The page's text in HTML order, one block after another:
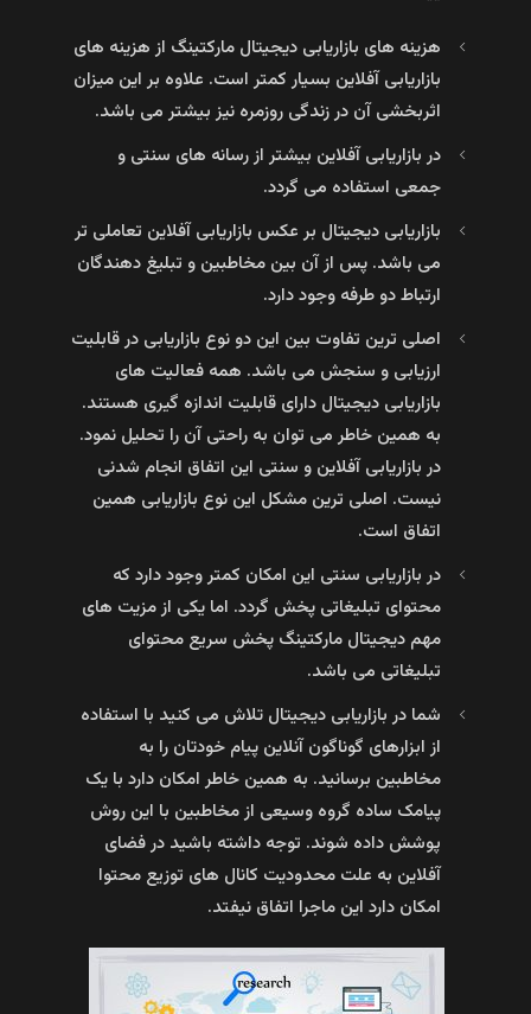
هزینه های بازاریابی دیجیتال مارکتینگ از هزینه های
بازاریابی آفلاین بسیار کمتر است. علاوه بر این میزان
اثربخشی آن در زندگی روزمره نیز بیشتر می باشد.
در بازاریابی آفلاین بیشتر از رسانه های سنتی و
جمعی استفاده می گردد.
بازاریابی دیجیتال بر عکس بازاریابی آفلاین تعاملی تر
می باشد. پس از آن بین مخاطبین و تبلیغ دهندگان
ارتباط دو طرفه وجود دارد.
اصلی ترین تفاوت بین این دو نوع بازاریابی در قابلیت
ارزیابی و سنجش می باشد. همه فعالیت های
بازاریابی دیجیتال دارای قابلیت اندازه گیری هستند.
به همین خاطر می توان به راحتی آن را تحلیل نمود.
در بازاریابی آفلاین و سنتی این اتفاق انجام شدنی
نیست. اصلی ترین مشکل این نوع بازاریابی همین
اتفاق است.
در بازاریابی سنتی این امکان کمتر وجود دارد که
محتوای تبلیغاتی پخش گردد. اما یکی از مزیت های
مهم دیجیتال مارکتینگ پخش سریع محتوای
تبلیغاتی می باشد.
شما در بازاریابی دیجیتال تلاش می کنید با استفاده
از ابزارهای گوناگون آنلاین پیام خودتان را به
مخاطبین برسانید. به همین خاطر امکان دارد با یک
پیامک ساده گروه وسیعی از مخاطبین با این روش
پوشش داده شوند. توجه داشته باشید در فضای
آفلاین به علت محدودیت کانال های توزیع محتوا
امکان دارد این ماجرا اتفاق نیفتد.